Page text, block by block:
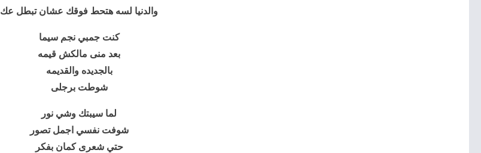
والدنيا لسه هتحط فوقك عشان تبطل عك
كنت جمبي نجم سيما
بعد منى مالكش قيمه
بالجديده والقديمه
شوطت برجلى
لما سيبتك وشي نور
شوفت نفسي اجمل تصور
حتي شعرى كمان بفكر